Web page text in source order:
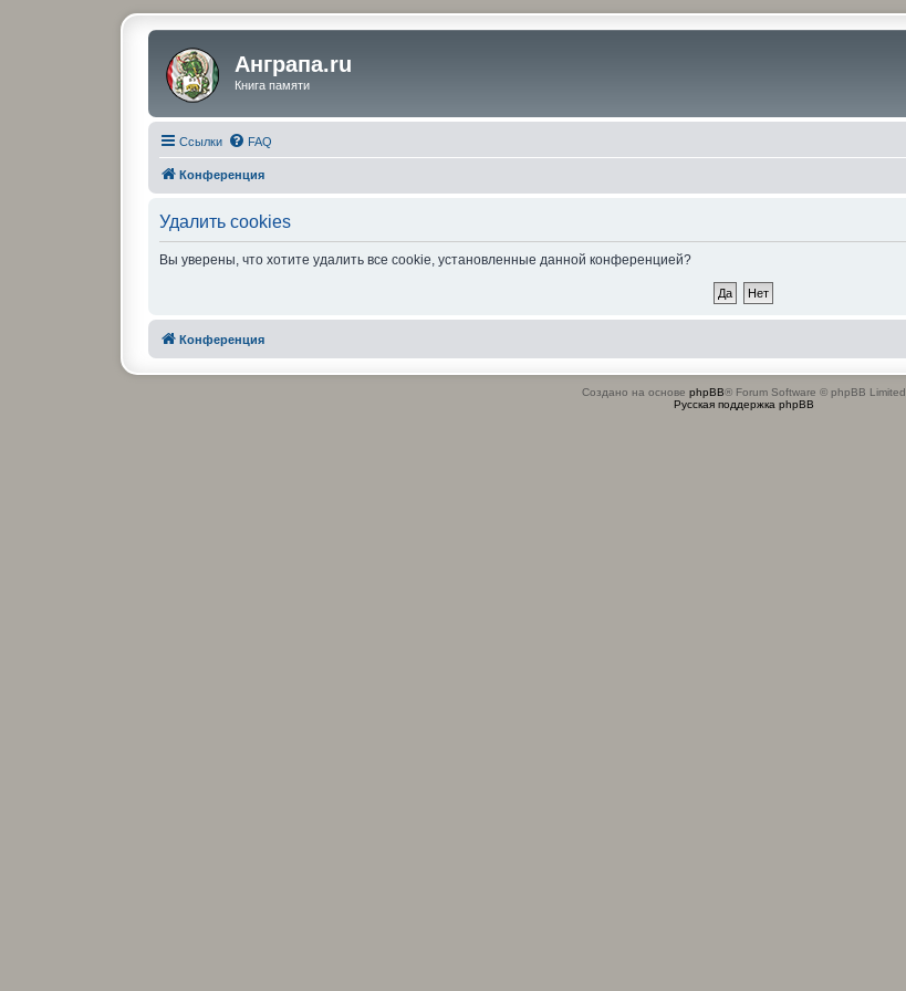
Анграпа.ru
Книга памяти
Ссылки FAQ
Конференция
Удалить cookies
Вы уверены, что хотите удалить все cookie, установленные данной конференцией?
Конференция
Создано на основе phpBB® Forum Software © phpBB Limited
Русская поддержка phpBB